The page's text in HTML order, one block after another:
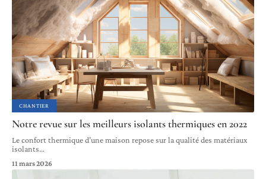
CHANTIER
Notre revue sur les meilleurs isolants thermiques en 2022
Le confort thermique d’une maison repose sur la qualité des matériaux
isolants…
11 mars 2026